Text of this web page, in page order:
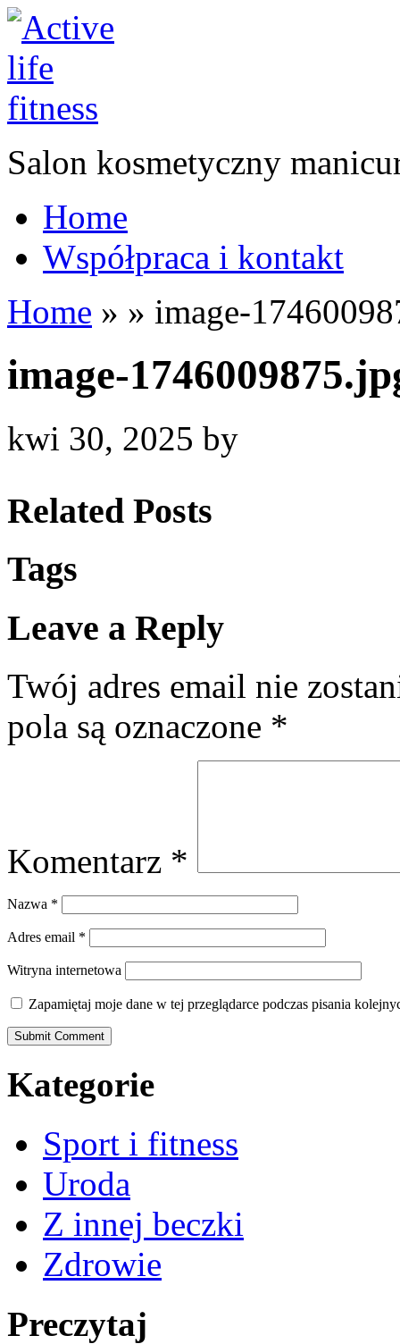
Salon kosmetyczny
Home
Współpraca i kontakt
Home » » image-
image-
kwi 30, 2025 by
Related Posts
Tags
Leave a Reply
Twój adres email nie
pola są oznaczone *
Komentarz *
Nazwa *
Adres email *
Witryna internetowa
Zapamiętaj moje dane w tej przeglądarce podczas pisania
Kategorie
Sport i fitness
Uroda
Z innej beczki
Zdrowie
Preczytaj